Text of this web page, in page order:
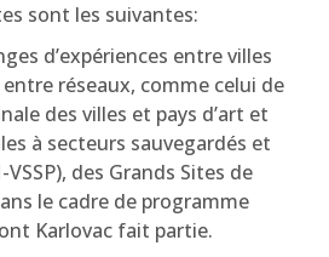
sont les suivantes:
d’expériences entre villes
réseaux, comme celui de
des villes et pays d’art et
à secteurs sauvegardés et
des Grands Sites de
le cadre de programme
Karlovac fait partie.